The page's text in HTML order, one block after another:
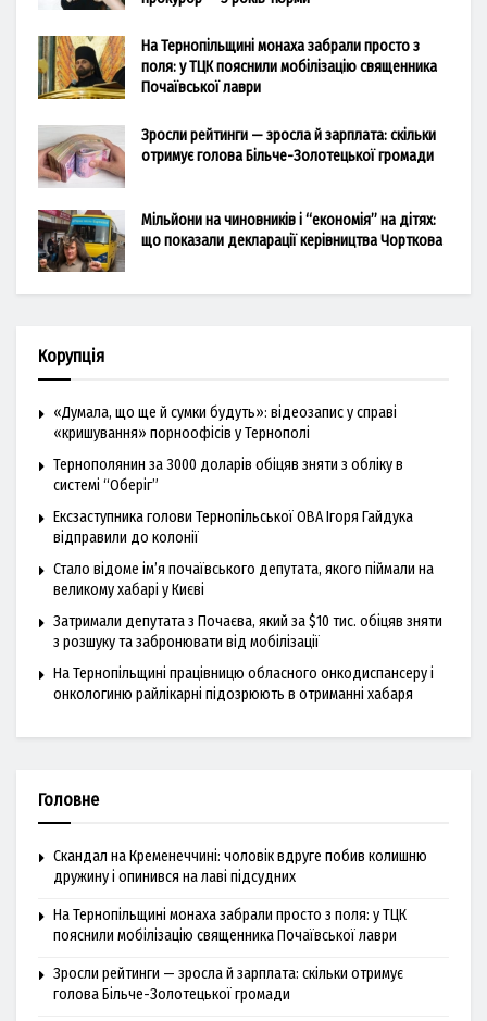
На Тернопільщині монаха забрали просто з
поля: у ТЦК пояснили мобілізацію священника
Почаївської лаври
Зросли рейтинги — зросла й зарплата: скільки
отримує голова Більче-Золотецької громади
Мільйони на чиновників і “економія” на дітях:
що показали декларації керівництва Чорткова
Корупція
«Думала, що ще й сумки будуть»: відеозапис у справі
«кришування» порноофісів у Тернополі
Тернополянин за 3000 доларів обіцяв зняти з обліку в
системі “Оберіг”
Ексзаступника голови Тернопільської ОВА Ігоря Гайдука
відправили до колонії
Стало відоме ім’я почаївського депутата, якого піймали на
великому хабарі у Києві
Затримали депутата з Почаєва, який за $10 тис. обіцяв зняти
з розшуку та забронювати від мобілізації
На Тернопільщині працівницю обласного онкодиспансеру і
онкологиню райлікарні підозрюють в отриманні хабаря
Головне
Скандал на Кременеччині: чоловік вдруге побив колишню
дружину і опинився на лаві підсудних
На Тернопільщині монаха забрали просто з поля: у ТЦК
пояснили мобілізацію священника Почаївської лаври
Зросли рейтинги — зросла й зарплата: скільки отримує
голова Більче-Золотецької громади